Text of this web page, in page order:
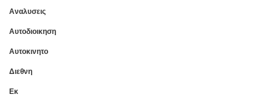
Αναλυσεις
Αυτοδιοικηση
Αυτοκινητο
Διεθνη
Εκ